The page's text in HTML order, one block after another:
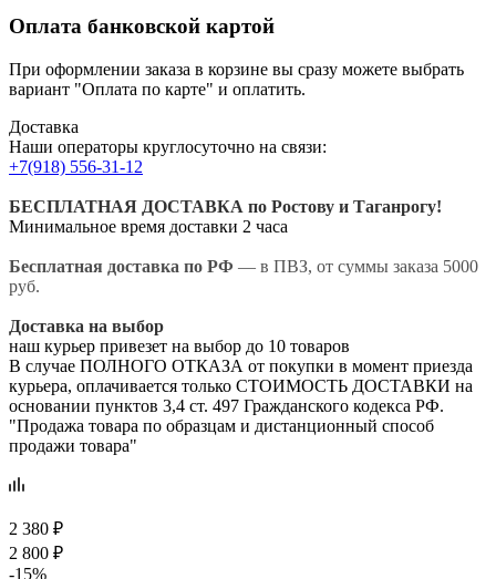
Оплата банковской картой
При оформлении заказа в корзине вы сразу можете выбрать
вариант "Оплата по карте" и оплатить.
Доставка
Наши операторы круглосуточно на связи:
+7(918) 556-31-12
БЕСПЛАТНАЯ ДОСТАВКА по Ростову и Таганрогу!
Минимальное время доставки 2 часа
Бесплатная доставка по РФ — в ПВЗ, от суммы заказа 5000
руб.
Доставка на выбор
наш курьер привезет на выбор до 10 товаров
В случае ПОЛНОГО ОТКАЗА от покупки в момент приезда
курьера, оплачивается только СТОИМОСТЬ ДОСТАВКИ на
основании пунктов 3,4 ст. 497 Гражданского кодекса РФ.
"Продажа товара по образцам и дистанционный способ
продажи товара"
2 380 ₽
2 800 ₽
-15%